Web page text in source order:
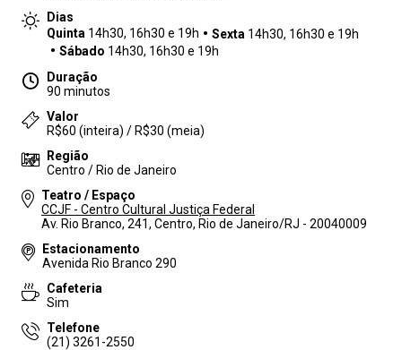
Dias
Quinta 14h30, 16h30 e 19h Sexta 14h30, 16h30 e 19h
Sábado 14h30, 16h30 e 19h
Duração
90 minutos
Valor
R$60 (inteira) / R$30 (meia)
Região
Centro / Rio de Janeiro
Teatro / Espaço
CCJF - Centro Cultural Justiça Federal
Av. Rio Branco, 241, Centro, Rio de Janeiro/RJ - 20040009
Estacionamento
Avenida Rio Branco 290
Cafeteria
Sim
Telefone
(21) 3261-2550